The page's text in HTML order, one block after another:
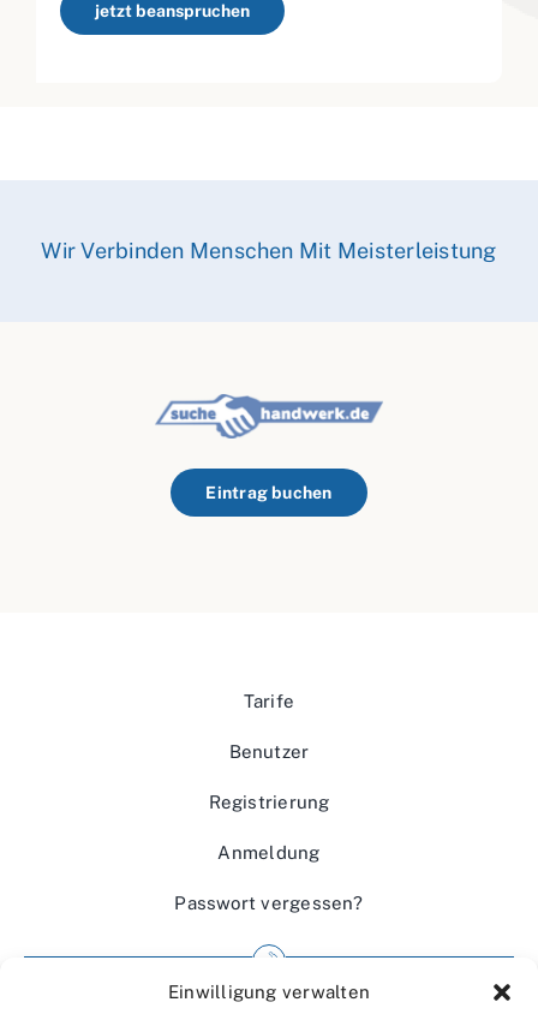
Einwilligung verwalten
jetzt beanspruchen
Wir Verbinden Menschen Mit Meisterleistung
Eintrag buchen
Tarife
Benutzer
Registrierung
Anmeldung
Passwort vergessen?